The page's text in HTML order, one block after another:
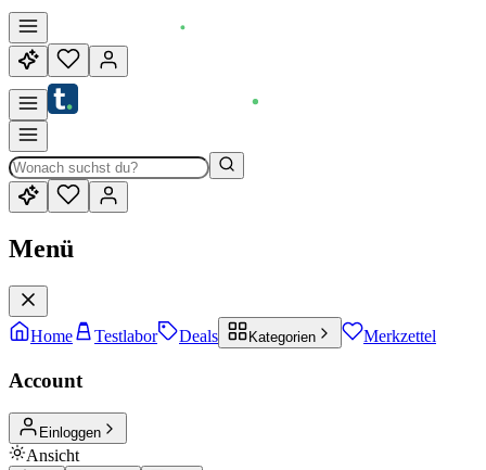
Menü
Home Testlabor Deals Kategorien Merkzettel
Account
Einloggen
Ansicht